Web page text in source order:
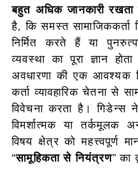
बहुत अधिक जानकारी रखता
है, कि समस्त सामाजिककर्ता
निर्मित करते हैं या
व्यवस्था का पूरा ज्ञान
अवधारणा की एक आवश्यक
कर्ता व्यावहारिक चेतना से
विवेचना करता है। गिडेन्स
विमर्शात्मक या तर्कमूलक
विषय क्षेत्र को महत्त्वपूर्ण
“सामूहिकता से नियंत्रण” का